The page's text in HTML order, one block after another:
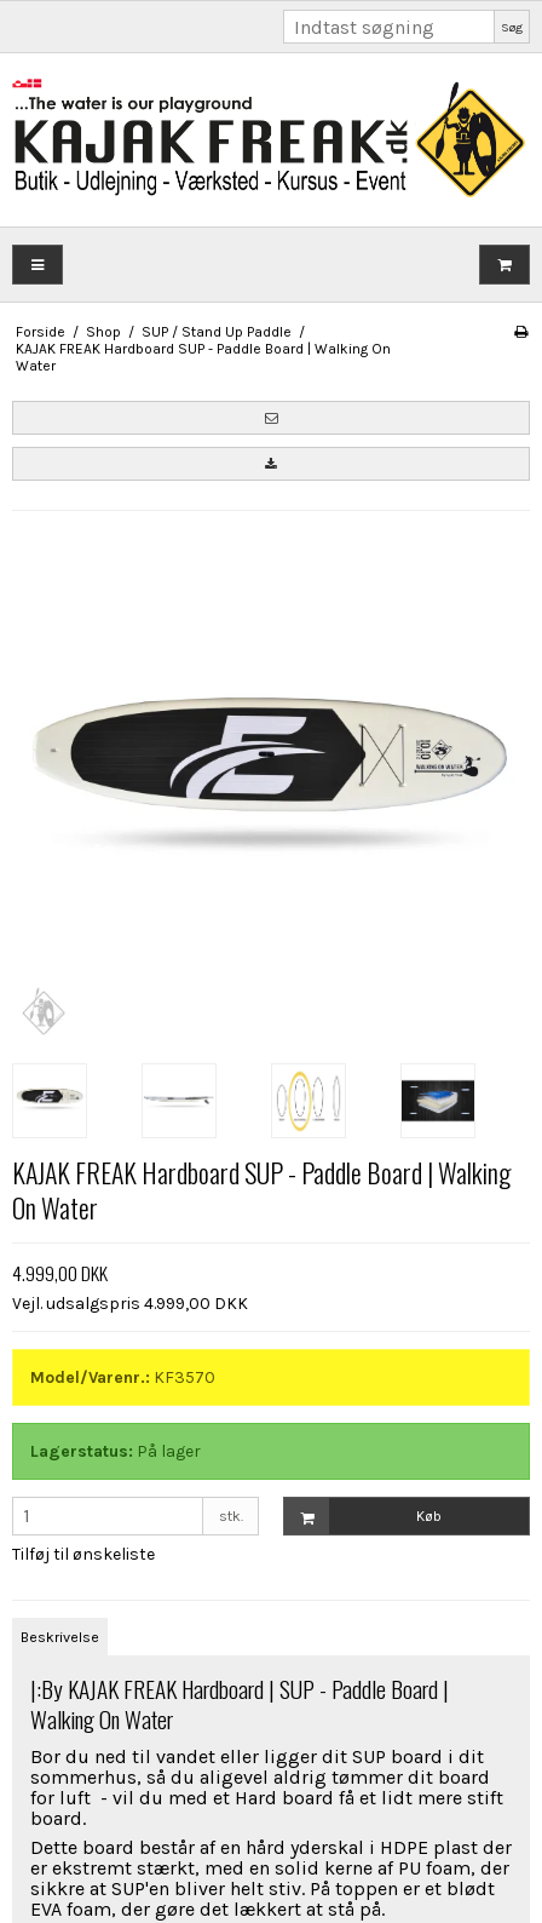
Søg
Forside / Shop / SUP / Stand Up Paddle /
KAJAK FREAK Hardboard SUP - Paddle Board | Walking On
Water
KAJAK FREAK Hardboard SUP - Paddle Board | Walking
On Water
4.999,00 DKK
Vejl. udsalgspris 4.999,00 DKK
Model/Varenr.: KF3570
Lagerstatus: På lager
stk. Køb
Tilføj til ønskeliste
Beskrivelse
|:By KAJAK FREAK Hardboard | SUP - Paddle Board |
Walking On Water
Bor du ned til vandet eller ligger dit SUP board i dit
sommerhus, så du aligevel aldrig tømmer dit board
for luft - vil du med et Hard board få et lidt mere stift
board.
Dette board består af en hård yderskal i HDPE plast der
er ekstremt stærkt, med en solid kerne af PU foam, der
sikkre at SUP'en bliver helt stiv. På toppen er et blødt
EVA foam, der gøre det lækkert at stå på.